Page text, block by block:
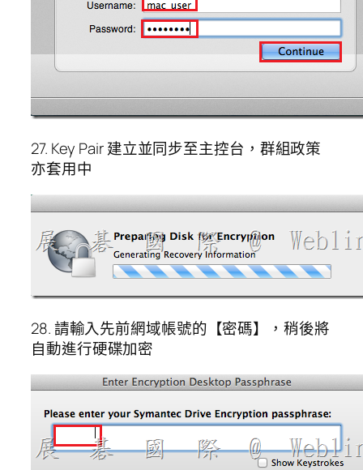
27. Key Pair 建立並同步至主控台，群組政策
亦套用中
28. 請輸入先前網域帳號的【密碼】，稍後將
自動進行硬碟加密